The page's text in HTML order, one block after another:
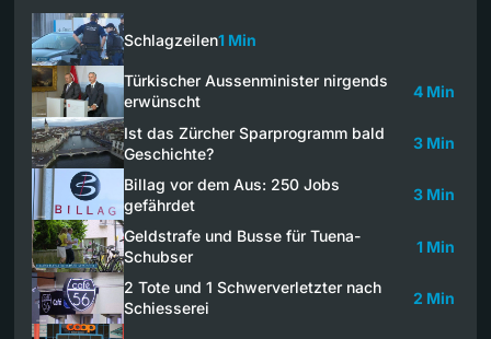
Schlagzeilen1 Min
Türkischer Aussenminister nirgends
erwünscht
4 Min
Ist das Zürcher Sparprogramm bald
Geschichte?
3 Min
Billag vor dem Aus: 250 Jobs
gefährdet
3 Min
Geldstrafe und Busse für Tuena-
Schubser
1 Min
2 Tote und 1 Schwerverletzter nach
Schiesserei
2 Min